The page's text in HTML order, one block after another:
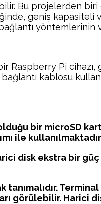
Bu projelerden biri
geniş
yöntemlerinin
Pi cihazı,
kablosu
bir microSD kart
ile
disk ekstra bir
tanımalıdır.
görülebilir.